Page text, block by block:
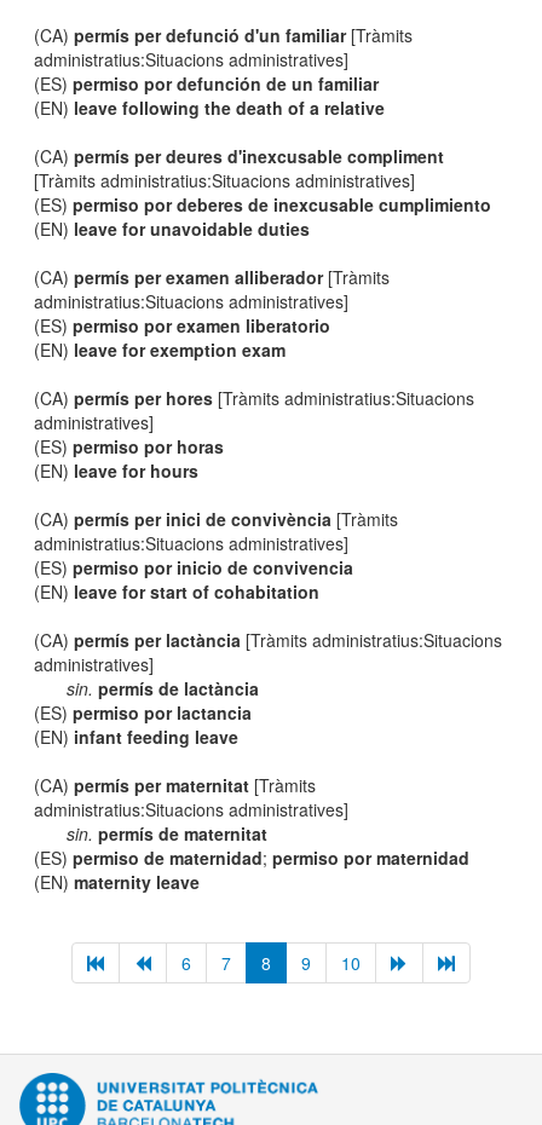
(CA)permís per defunció d'un familiar[Tràmits
administratius:Situacions administratives]
(ES)permiso por defunción de un familiar
(EN) leave following the death of a relative
(CA)permís per deures d'inexcusable compliment
[Tràmits administratius:Situacions administratives]
(ES)permiso por deberes de inexcusable cumplimiento
(EN) leave for unavoidable duties
(CA)permís per examen alliberador[Tràmits
administratius:Situacions administratives]
(ES)permiso por examen liberatorio
(EN) leave for exemption exam
(CA)permís per hores [Tràmits administratius:Situacions
administratives]
(ES)permiso por horas
(EN) leave for hours
(CA)permís per inici de convivència [Tràmits
administratius:Situacions administratives]
(ES)permiso por inicio de convivencia
(EN) leave for start of cohabitation
(CA)permís per lactància [Tràmits administratius:Situacions
administratives]
sin. permís de lactància
(ES)permiso por lactancia
(EN) infant feeding leave
(CA)permís per maternitat [Tràmits
administratius:Situacions administratives]
sin. permís de maternitat
(ES)permiso de maternidad;permiso por maternidad
(EN)maternity leave
6 7 8 9 10